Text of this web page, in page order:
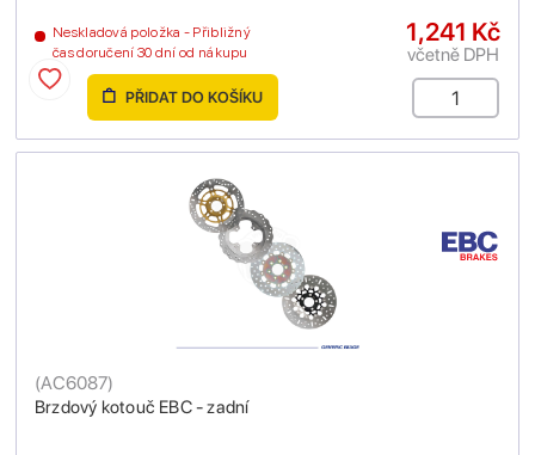
Neskladová položka - Přibližný
čas doručení 30 dní od nákupu
1,241 Kč
včetně DPH
PŘIDAT DO KOŠÍKU
Brzdový kotouč EBC - zadní
(AC6087)